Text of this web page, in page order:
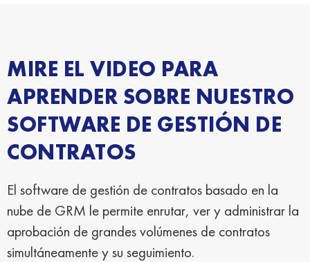
MIRE EL VIDEO PARA
APRENDER SOBRE NUESTRO
SOFTWARE DE GESTIÓN DE
CONTRATOS
El software de gestión de contratos basado en la
nube de GRM le permite enrutar, ver y administrar la
aprobación de grandes volúmenes de contratos
simultáneamente y su seguimiento.